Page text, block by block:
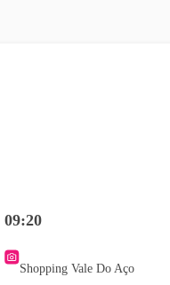
09:20
Shopping Vale Do Aço